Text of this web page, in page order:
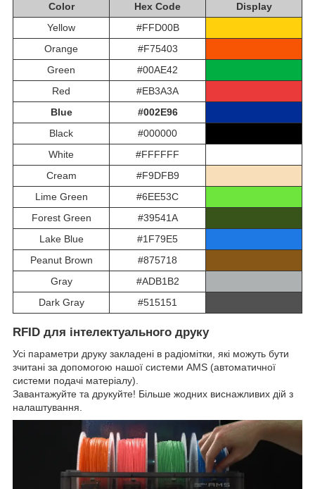
Color Hex Code
Display
Yellow
#FFD00B
Orange
#F75403
Green
#00AE42
Red
#EB3A3A
Blue
#002E96
Black
#000000
White
#FFFFFF
Cream
#F9DFB9
Lime Green
#6EE53C
Forest Green
#39541A
Lake Blue
#1F79E5
Peanut Brown
#875718
Gray
#ADB1B2
Dark Gray
#515151
RFID для інтелектуального друку
Усі параметри друку закладені в радіомітки, які можуть бути
зчитані за допомогою нашої системи AMS (автоматичної
системи подачі матеріалу).
Завантажуйте та друкуйте! Більше жодних виснажливих дій з
налаштування.